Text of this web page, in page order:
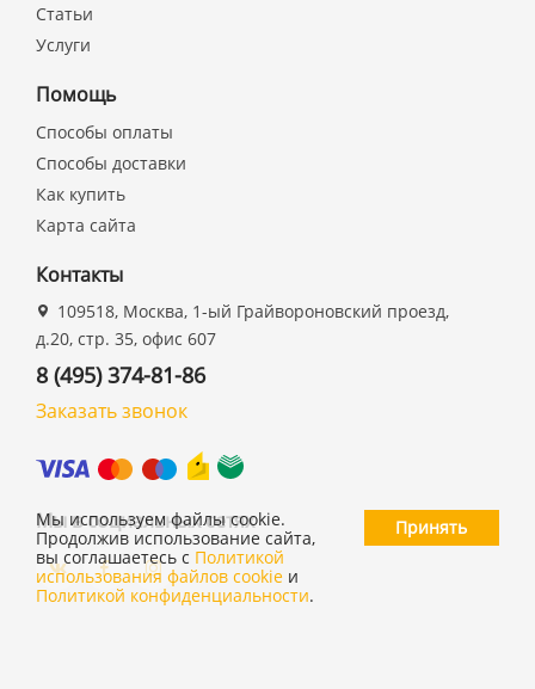
Статьи
Услуги
Помощь
Способы оплаты
Способы доставки
Как купить
Карта сайта
Контакты
109518, Москва, 1-ый Грайвороновский проезд,
д.20, стр. 35, офис 607
8 (495) 374-81-86
Заказать звонок
Мы в социальных сетях
Мы используем файлы cookie.
Продолжив использование сайта,
вы соглашаетесь с Политикой
использования файлов cookie и
Политикой конфиденциальности.
Принять